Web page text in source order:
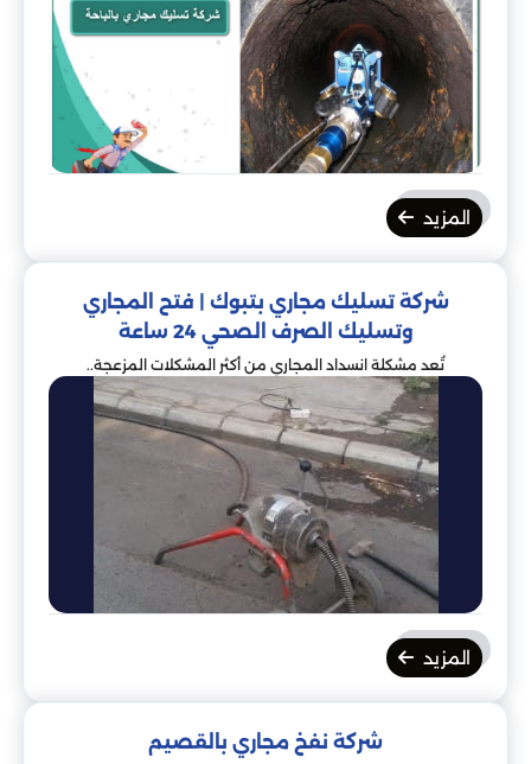
المزيد
شركة تسليك مجاري بتبوك | فتح المجاري
وتسليك الصرف الصحي 24 ساعة
تُعد مشكلة انسداد المجاري من أكثر المشكلات المزعجة..
المزيد
شركة نفخ مجاري بالقصيم